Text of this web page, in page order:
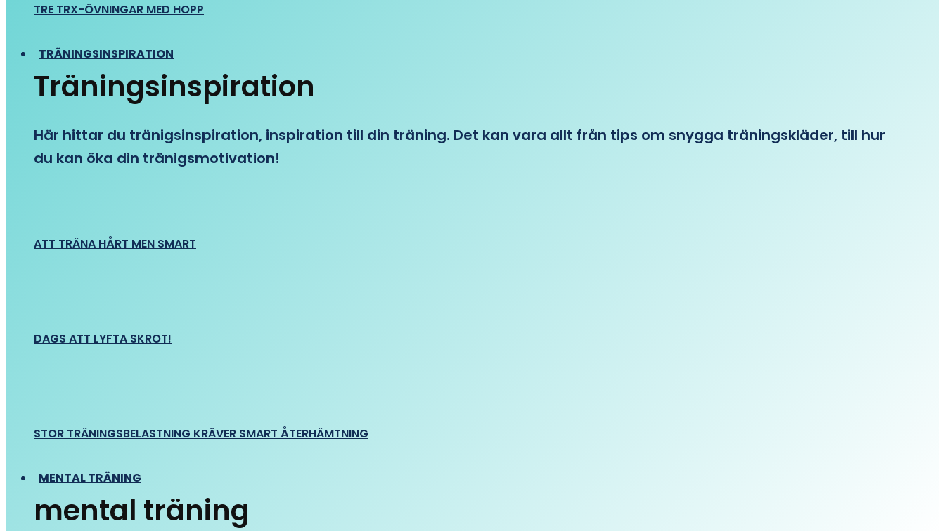
TRE TRX-ÖVNINGAR MED HOPP
TRÄNINGSINSPIRATION
Träningsinspiration
Här hittar du tränigsinspiration, inspiration till din träning. Det kan vara allt från tips om snygga träningskläder, till hur
du kan öka din tränigsmotivation!
ATT TRÄNA HÅRT MEN SMART
DAGS ATT LYFTA SKROT!
STOR TRÄNINGSBELASTNING KRÄVER SMART ÅTERHÄMTNING
MENTAL TRÄNING
mental träning